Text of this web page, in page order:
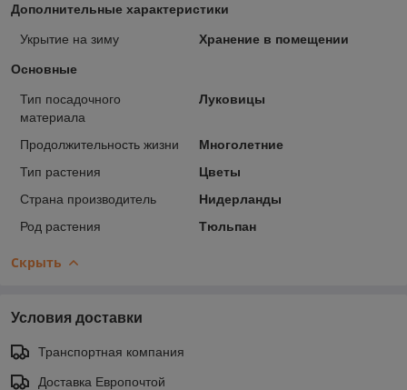
Дополнительные характеристики
Укрытие на зиму Хранение в помещении
Основные
Тип посадочного
материала
Луковицы
Продолжительность жизни
Многолетние
Тип растения
Цветы
Страна производитель
Нидерланды
Род растения
Тюльпан
Скрыть
Условия доставки
Транспортная компания
Доставка Европочтой